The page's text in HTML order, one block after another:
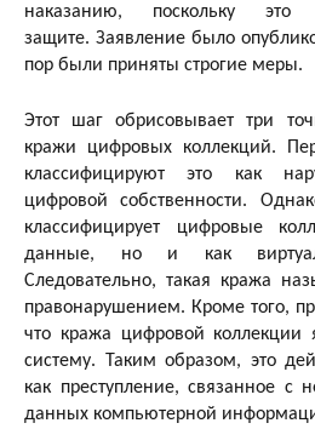
наказанию, поскольку
защите. Заявление было
пор были приняты строгие меры.
Этот шаг обрисовывает три
кражи цифровых коллекций.
классифицируют это как
цифровой собственности.
классифицирует цифровые
данные, но и как
Следовательно, такая кража
правонарушением. Кроме того,
что кража цифровой коллекции
систему. Таким образом, это
как преступление, связанное с
данных компьютерной